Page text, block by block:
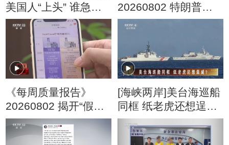
美国人“上头” 谁急
了？
20260802 特朗普叫
停“最大规模”打击 伊
《每周质量报告》
20260802 揭开“假洋
牌”的真面目
[海峡两岸]美台海巡船
同框 纸老虎还想逞
威？